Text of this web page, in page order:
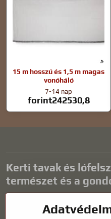
15 m hosszú és 1,5 m magas
vonóháló
7-14 nap
forint242530,8
Kerti tavak és
természet és a
harmonikus környezetet